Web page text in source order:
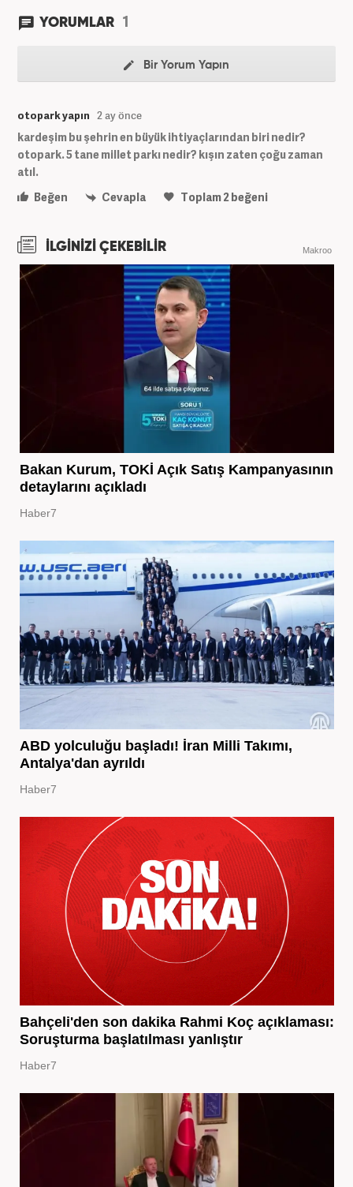
YORUMLAR 1
Bir Yorum Yapın
otopark yapın 2 ay önce
kardeşim bu şehrin en büyük ihtiyaçlarından biri nedir?
otopark. 5 tane millet parkı nedir? kışın zaten çoğu zaman
atıl.
Beğen
Cevapla Toplam2 beğeni
İLGİNİZİ ÇEKEBİLİR Makroo
Bakan Kurum, TOKİ Açık Satış Kampanyasının
detaylarını açıkladı
Haber7
ABD yolculuğu başladı! İran Milli Takımı,
Antalya'dan ayrıldı
Haber7
Bahçeli'den son dakika Rahmi Koç açıklaması:
Soruşturma başlatılması yanlıştır
Haber7